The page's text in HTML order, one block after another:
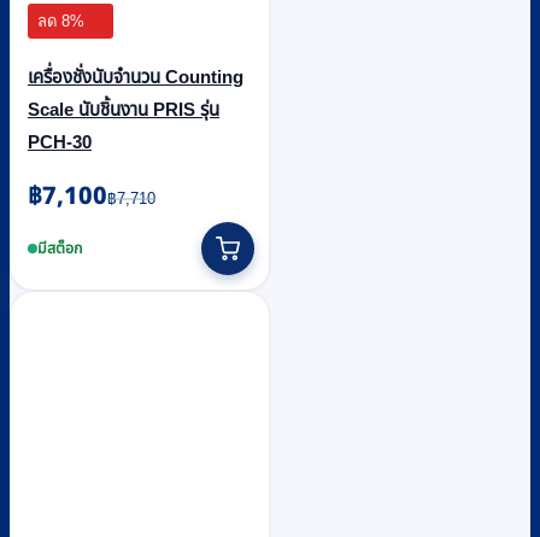
ลด 8%
เครื่องชั่งนับจำนวน Counting
Scale นับชิ้นงาน PRIS รุ่น
PCH-30
฿7,710
Original
price
was:
฿7,100
Current
price
is:มีสต็อก